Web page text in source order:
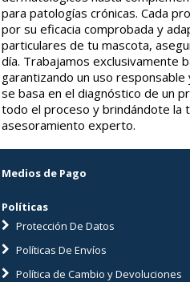
para patologías crónicas. Cada
por su eficacia comprobada y
particulares de tu mascota,
día. Trabajamos exclusivamente
garantizando un uso responsable
se basa en el diagnóstico de un
todo el proceso y brindándote la
asesoramiento experto.
Medios de Pago
Políticas
Protección De Datos
Políticas De Envíos
Política de Cambio y Devoluciones